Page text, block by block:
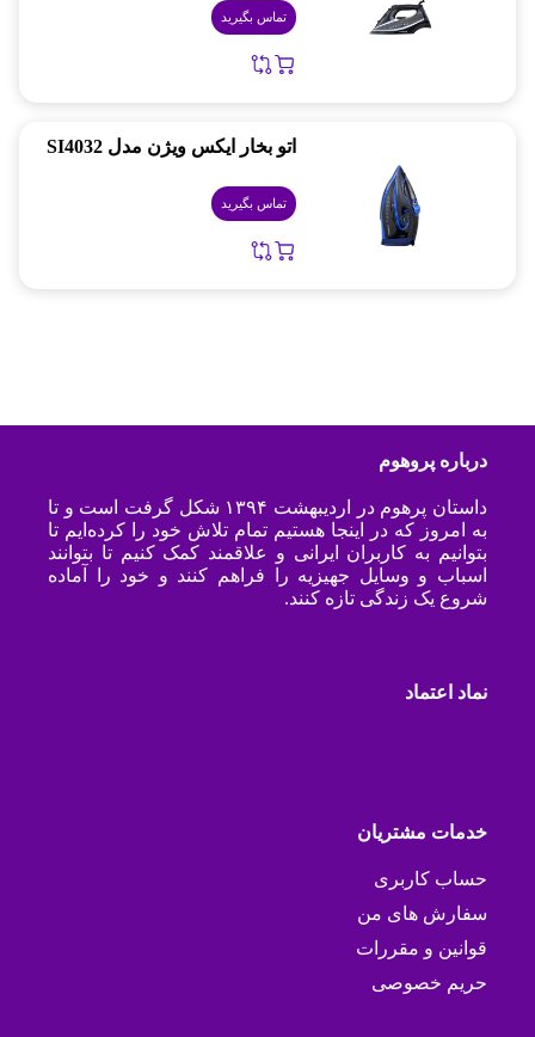
تماس بگیرید
اتو بخار ایکس ویژن مدل SI4032
تماس بگیرید
درباره پروهوم
داستان پرهوم در اردیبهشت ۱۳۹۴ شکل گرفت است و تا
به امروز که در اینجا هستیم تمام تلاش خود را کرده‌ایم تا
بتوانیم به کاربران ایرانی و علاقمند کمک کنیم تا بتوانند
اسباب و وسایل جهیزیه را فراهم کنند و خود را آماده
شروع یک زندگی تازه کنند.
نماد اعتماد
خدمات مشتریان
حساب کاربری
سفارش های من
قوانین و مقررات
حریم خصوصی